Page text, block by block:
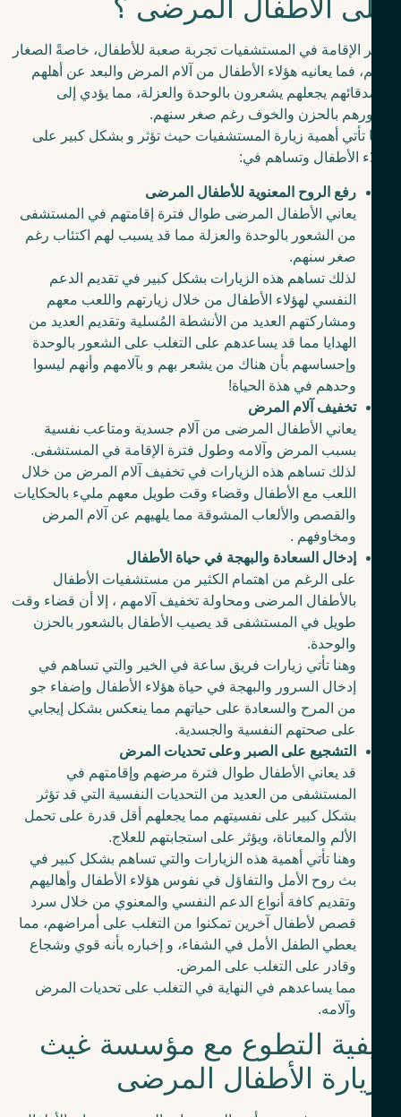
الأطفال المرضى ؟
الإقامة في المستشفيات تجربة صعبة للأطفال، خاصةً الصغار
فما يعانيه هؤلاء الأطفال من آلام المرض والبعد عن أهلهم
يجعلهم يشعرون بالوحدة والعزلة، مما يؤدي إلى
بالحزن والخوف رغم صغر سنهم.
تأتي أهمية زيارة المستشفيات حيث تؤثر و بشكل كبير على
الأطفال وتساهم في:
رفع الروح المعنوية للأطفال المرضى
يعاني الأطفال المرضى طوال فترة إقامتهم في المستشفى
من الشعور بالوحدة والعزلة مما قد يسبب لهم اكتئاب رغم
صغر سنهم.
لذلك تساهم هذه الزيارات بشكل كبير في تقديم الدعم
النفسي لهؤلاء الأطفال من خلال زيارتهم واللعب معهم
ومشاركتهم العديد من الأنشطة المُسلية وتقديم العديد من
الهدايا مما قد يساعدهم على التغلب على الشعور بالوحدة
وإحساسهم بأن هناك من يشعر بهم و بآلامهم وأنهم ليسوا
وحدهم في هذة الحياة!
تخفيف آلام المرض
يعاني الأطفال المرضى من آلام جسدية ومتاعب نفسية
بسبب المرض وآلامه وطول فترة الإقامة في المستشفى.
لذلك تساهم هذه الزيارات في تخفيف آلام المرض من خلال
اللعب مع الأطفال وقضاء وقت طويل معهم مليء بالحكايات
والقصص والألعاب المشوقة مما يلهيهم عن آلام المرض
ومخاوفهم .
إدخال السعادة والبهجة في حياة الأطفال
على الرغم من اهتمام الكثير من مستشفيات الأطفال
بالأطفال المرضى ومحاولة تخفيف آلامهم ، إلا أن قضاء وقت
طويل في المستشفى قد يصيب الأطفال بالشعور بالحزن
والوحدة.
وهنا تأتي زيارات فريق ساعة في الخير والتي تساهم في
إدخال السرور والبهجة في حياة هؤلاء الأطفال وإضفاء جو
من المرح والسعادة على حياتهم مما ينعكس بشكل إيجابي
على صحتهم النفسية والجسدية.
التشجيع على الصبر وعلى تحديات المرض
قد يعاني الأطفال طوال فترة مرضهم وإقامتهم في
المستشفى من العديد من التحديات النفسية التي قد تؤثر
بشكل كبير على نفسيتهم مما يجعلهم أقل قدرة على تحمل
الألم والمعاناة، ويؤثر على استجابتهم للعلاج.
وهنا تأتي أهمية هذه الزيارات والتي تساهم بشكل كبير في
بث روح الأمل والتفاؤل في نفوس هؤلاء الأطفال وأهاليهم
وتقديم كافة أنواع الدعم النفسي والمعنوي من خلال سرد
قصص لأطفال آخرين تمكنوا من التغلب على أمراضهم، مما
يعطي الطفل الأمل في الشفاء، و إخباره بأنه قوي وشجاع
وقادر على التغلب على المرض.
مما يساعدهم في النهاية في التغلب على تحديات المرض
وآلامه.
التطوع مع مؤسسة غيث
الأطفال المرضى